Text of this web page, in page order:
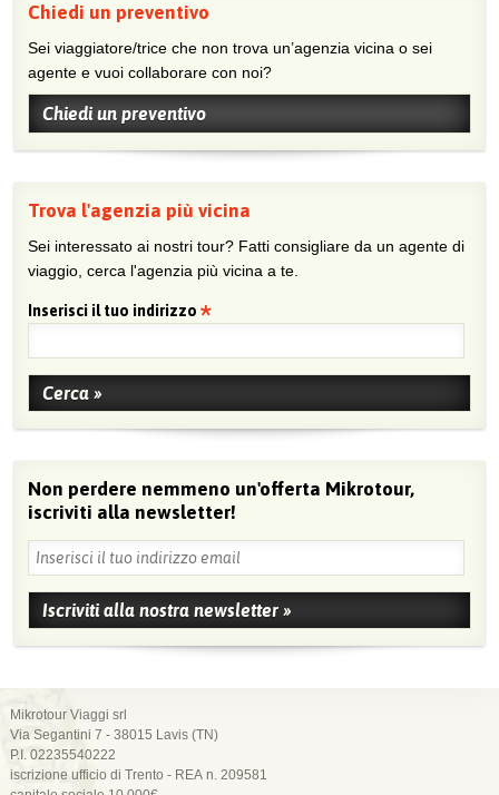
Chiedi un preventivo
Sei viaggiatore/trice che non trova un’agenzia vicina o sei
agente e vuoi collaborare con noi?
Chiedi un preventivo
Trova l'agenzia più vicina
Sei interessato ai nostri tour? Fatti consigliare da un agente di
viaggio, cerca l'agenzia più vicina a te.
Inserisci il tuo indirizzo
Non perdere nemmeno un'offerta Mikrotour,
iscriviti alla newsletter!
Mikrotour Viaggi srl
Via Segantini 7 - 38015 Lavis (TN)
P.I. 02235540222
iscrizione ufficio di Trento - REA n. 209581